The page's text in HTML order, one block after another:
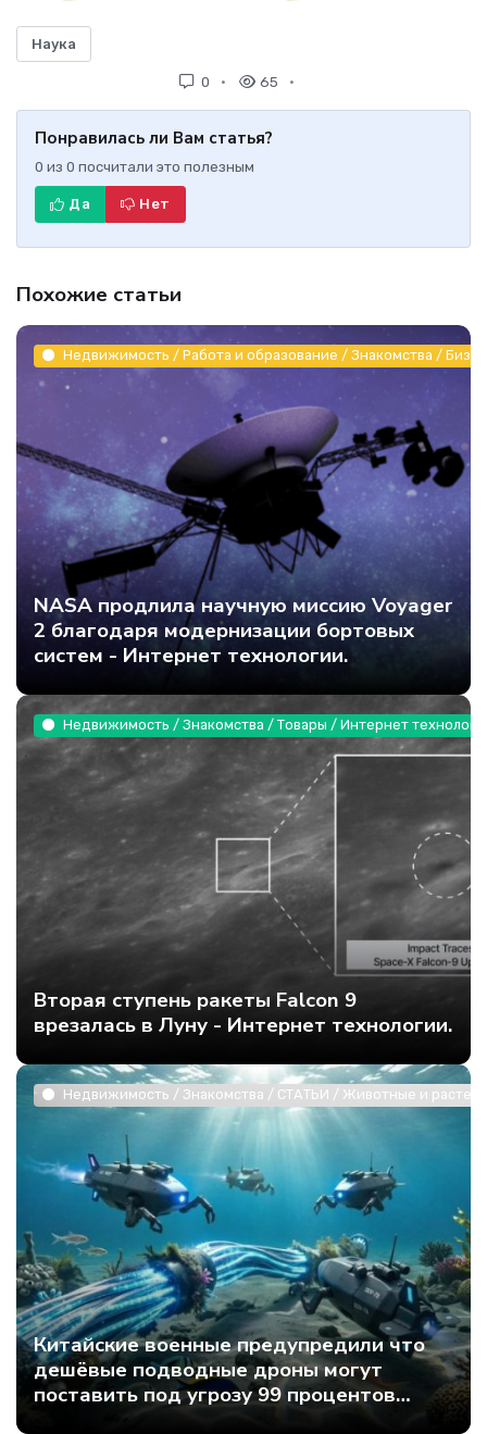
Наука
0 65
Понравилась ли Вам статья?
0 из 0 посчитали это полезным
Да Нет
Похожие статьи
Недвижимость / Работа и образование / Знакомства /
NASA продлила научную миссию Voyager
2 благодаря модернизации бортовых
систем - Интернет технологии.
Недвижимость / Знакомства / Товары / Интернет
Вторая ступень ракеты Falcon 9
врезалась в Луну - Интернет технологии.
Недвижимость / Знакомства / СТАТЬИ / Животные и
Китайские военные предупредили что
дешёвые подводные дроны могут
поставить под угрозу 99 процентов
мирового интернет-трафика - Интернет